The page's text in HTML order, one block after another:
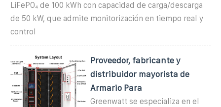
LiFePO₄ de 100 kWh con capacidad de carga/descarga
de 50 kW, que admite monitorización en tiempo real y
control
Proveedor, fabricante y
distribuidor mayorista de
Armario Para
Greenwatt se especializa en el